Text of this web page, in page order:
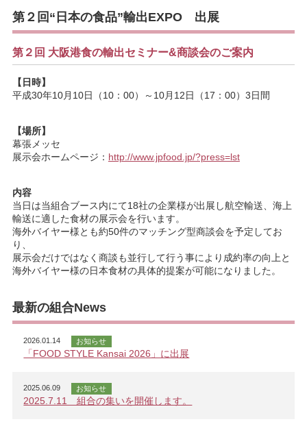
第２回“日本の食品”輸出EXPO 出展
第２回 大阪港食の輸出セミナー&商談会のご案内
【日時】
平成30年10月10日（10：00）～10月12日（17：00）3日間
【場所】
幕張メッセ
展示会ホームページ： http://www.jpfood.jp/?press=lst
内容
当日は当組合ブース内にて18社の企業様が出展し航空輸送、海上
輸送に適した食材の展示会を行います。
海外バイヤー様とも約50件のマッチング型商談会を予定してお
り、
展示会だけではなく商談も並行して行う事により成約率の向上と
海外バイヤー様の日本食材の具体的提案が可能になりました。
最新の組合News
2026.01.14 お知らせ
「FOOD STYLE Kansai 2026」に出展
2025.06.09 お知らせ
2025.7.11 組合の集いを開催します。